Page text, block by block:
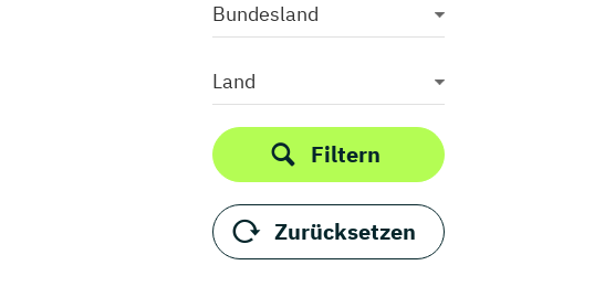
Bundesland
Land
Filtern
Zurücksetzen